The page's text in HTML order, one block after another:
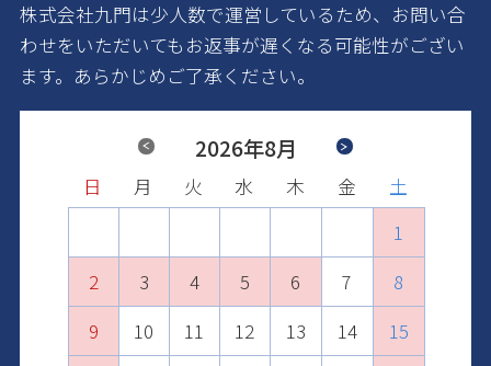
株式会社九門は少人数で運営しているため、お問い合
わせをいただいてもお返事が遅くなる可能性がござい
ます。あらかじめご了承ください。
2026年8月
日 月 火 水 木 金
土
1
2
3 4 5 6 7
8
9
10 11 12 13 14
15
日 月 火 水 木 金
土
5
6
7 8 9 10 11
12
13
14 15 16 17 18
19
日 月 火 水 木 金
土
3
4
5 6 7 8 9
10
11
12 13 14 15 16
17
日 月 火 水 木 金
土
7
8
9 10 11 12 13
14
15
16 17 18 19 20
21
日 月 火 水 木 金
土
5
6
7 8 9 10 11
12
13
14 15 16 17 18
19
日 月 火 水 木 金
土
2
3
4 5 6 7 8
9
10
11 12 13 14 15
16